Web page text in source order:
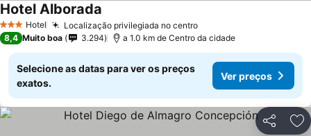
3 EstrelasHotel Localização privilegiada no centroVer preços
Hotel Alborada
8,4 Muito boa 3.294 a 1.0 km de Centro da cidade
Selecione as datas para ver os preços
exatos.
Ver preços
Partilhar